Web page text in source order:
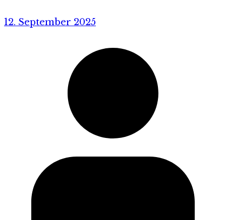
12. September 2025